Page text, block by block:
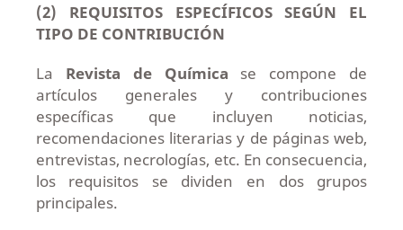
(2) REQUISITOS ESPECÍFICOS SEGÚN EL
TIPO DE CONTRIBUCIÓN
La Revista de Química se compone de
artículos generales y contribuciones
específicas que incluyen noticias,
recomendaciones literarias y de páginas web,
entrevistas, necrologías, etc. En consecuencia,
los requisitos se dividen en dos grupos
principales.